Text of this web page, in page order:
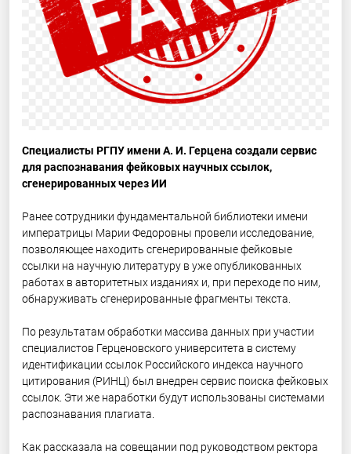
Специалисты РГПУ имени А. И. Герцена создали сервис
для распознавания фейковых научных ссылок,
сгенерированных через ИИ
Ранее сотрудники фундаментальной библиотеки имени
императрицы Марии Федоровны провели исследование,
позволяющее находить сгенерированные фейковые
ссылки на научную литературу в уже опубликованных
работах в авторитетных изданиях и, при переходе по ним,
обнаруживать сгенерированные фрагменты текста.
По результатам обработки массива данных при участии
специалистов Герценовского университета в систему
идентификации ссылок Российского индекса научного
цитирования (РИНЦ) был внедрен сервис поиска фейковых
ссылок. Эти же наработки будут использованы системами
распознавания плагиата.
Как рассказала на совещании под руководством ректора